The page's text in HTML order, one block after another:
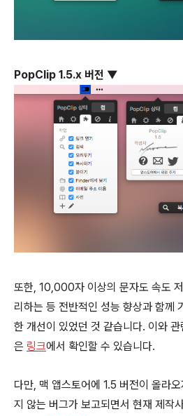
PopClip 1.5.x 버전 ▼
또한, 10,000자 이상의 문자도 속도
리하는 등 전반적인 성능 향상과 함께
한 개선이 있었던 것 같습니다. 이와
은 링크에서 확인할 수 있습니다.
다만, 맥 앱스토어에 1.5 버전이 올라
지 않는 버그가 보고되면서 현재 제작